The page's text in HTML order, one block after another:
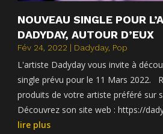
NOUVEAU SINGLE POUR
DADYDAY, AUTOUR D’EUX
Fév 24, 2022 | Dadyday, Pop
L'artiste Dadyday vous invite à
single prévu pour le 11 Mars 2022.
produits de votre artiste préféré sur
Découvrez son site web : https://
lire plus